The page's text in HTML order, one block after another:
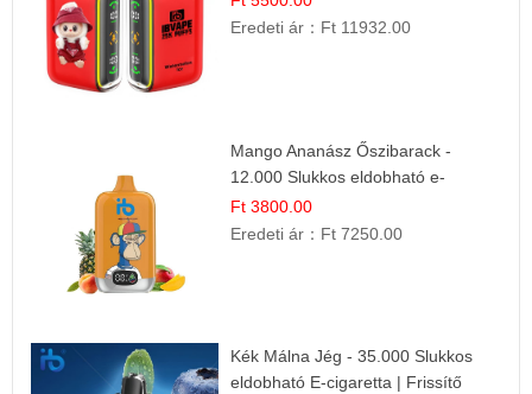
Eredeti ár： Ft 11932.00
Mango Ananász Őszibarack -
12.000 Slukkos eldobható e-
Cigaretta
Ft 3800.00
Eredeti ár： Ft 7250.00
Kék Málna Jég - 35.000 Slukkos
eldobható E-cigaretta | Frissítő